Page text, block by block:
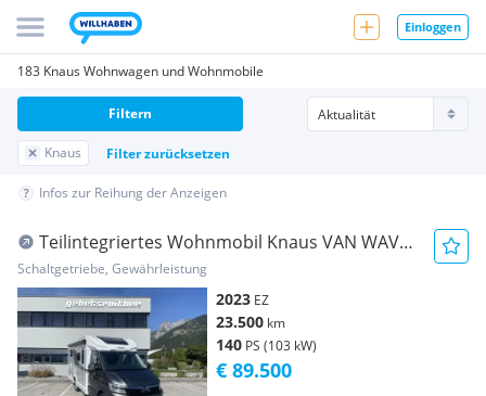
Einloggen
183 Knaus Wohnwagen und Wohnmobile
Knaus Filter zurücksetzen
Filtern
Infos zur Reihung der Anzeigen
Teilintegriertes Wohnmobil Knaus VAN WAVE
640 MEG Vansation MAN
Schaltgetriebe, Gewährleistung
2023 EZ
23.500 km
140 PS (103 kW)
€ 89.500